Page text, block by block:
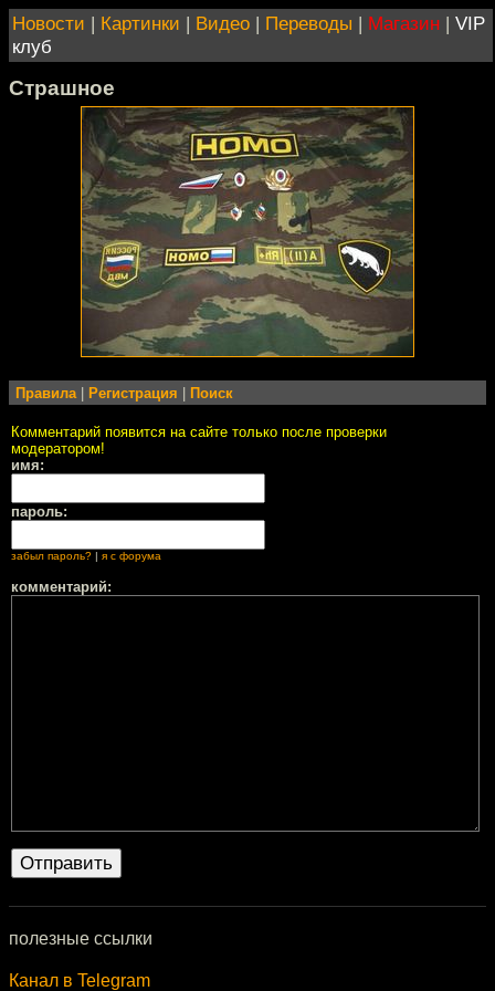
Новости | Картинки | Видео | Переводы | Магазин | VIP
клуб
Страшное
Правила Регистрация Поиск
Комментарий появится на сайте только после проверки
модератором!
имя:
пароль:
забыл пароль? | я с форума
комментарий:
полезные ссылки
Канал в Telegram